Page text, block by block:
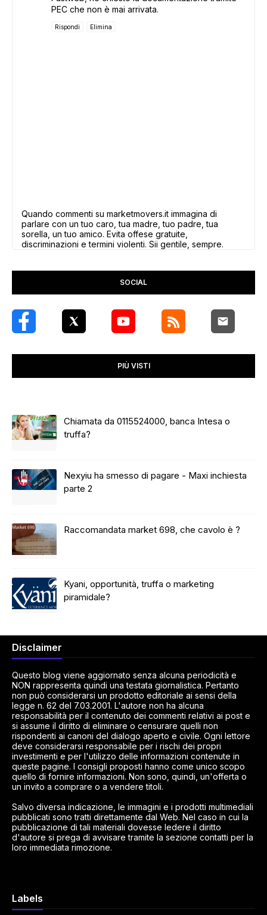
PEC che non è mai arrivata.
Rispondi Elimina
Quando commenti su marketmovers.it immagina di
parlare con un tuo caro, tua madre, tuo padre, tua
sorella, un tuo amico. Evita offese gratuite,
discriminazioni e termini violenti. Sii gentile, sempre.
SOCIAL
PIÙ VISTI
Chiamata da 0115524000, banca Intesa o
truffa?
Nexyiu ha smesso di pagare - Maxi inchiesta
parte 2
Raccomandata market 698, che cavolo è ?
Kyani, opportunità, truffa o marketing
piramidale?
Disclaimer
Questo blog viene aggiornato senza alcuna periodicità e
NON rappresenta quindi una testata giornalistica. Pertanto
non può considerarsi un prodotto editoriale ai sensi della
legge n. 62 del 7.03.2001. L'autore non ha alcuna
responsabilità per il contenuto dei commenti relativi ai post e
si assume il diritto di eliminare o censurare quelli non
rispondenti ai canoni del dialogo aperto e civile. Ogni lettore
deve considerarsi responsabile per i rischi dei propri
investimenti e per l'utilizzo delle informazioni contenute in
queste pagine. I consigli proposti hanno come unico scopo
quello di fornire informazioni. Non sono, quindi, un'offerta o
un invito a comprare o a vendere titoli.
Salvo diversa indicazione, le immagini e i prodotti multimediali
pubblicati sono tratti direttamente dal Web. Nel caso in cui la
pubblicazione di tali materiali dovesse ledere il diritto
d'autore si prega di avvisare tramite la sezione contatti per la
loro immediata rimozione.
Labels